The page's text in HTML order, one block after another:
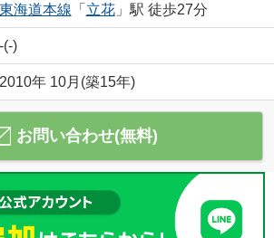
東海道本線 「 立花」駅 徒歩27分
-(-)
2010年 10月(築15年)
お問い合わせ(無料)